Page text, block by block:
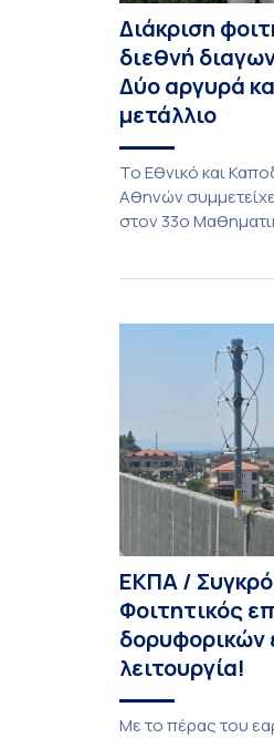
Διάκριση
διεθνή
Δύο αργυρά
μετάλλιο
To Εθνικό και
Αθηνών
στον 33ο
αυτόν
εκπροσωπώντας
χώρες. Από την
Εθνικό Μετσόβιο
Πανεπιστήμιο […]
ΕΚΠΑ /
Φοιτητικός
δορυφορικών
λειτουργία!
Με το πέρας του